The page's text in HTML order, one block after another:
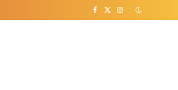
Facebook
X
Instagram